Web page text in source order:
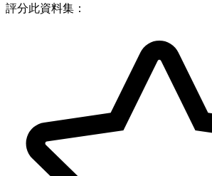
評分此資料集：